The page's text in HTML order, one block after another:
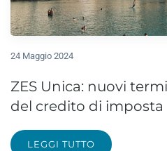
24 Maggio 2024
ZES Unica: nuovi
del credito di imposta
LEGGI TUTTO